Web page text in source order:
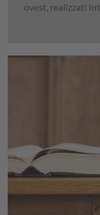
ovest, realizzati